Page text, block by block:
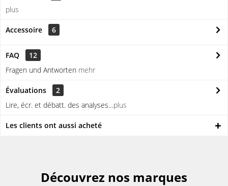
plus
Accessoire 6
FAQ
12
Fragen und Antworten mehr
Évaluations
2
Lire, écr. et débatt. des analyses…plus
Les clients ont aussi acheté
Découvrez nos marques